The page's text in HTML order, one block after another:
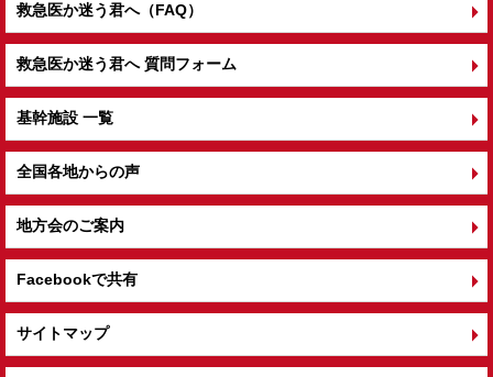
救急医か迷う君へ（FAQ）
救急医か迷う君へ 質問フォーム
基幹施設 一覧
全国各地からの声
地方会のご案内
Facebookで共有
サイトマップ